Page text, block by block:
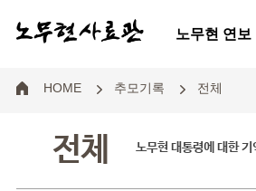
노무현 연보
HOME 추모기록 전체
전체 노무현 대통령에 대한